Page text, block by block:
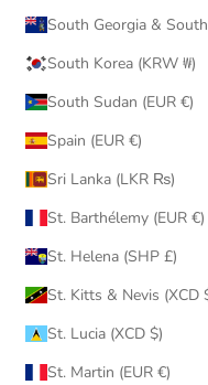
South Korea (KRW ₩)
South Sudan (EUR €)
Spain (EUR €)
Sri Lanka (LKR ₨)
St. Barthélemy (EUR €)
St. Helena (SHP £)
St.
St. Lucia (XCD $)
St. Martin (EUR €)